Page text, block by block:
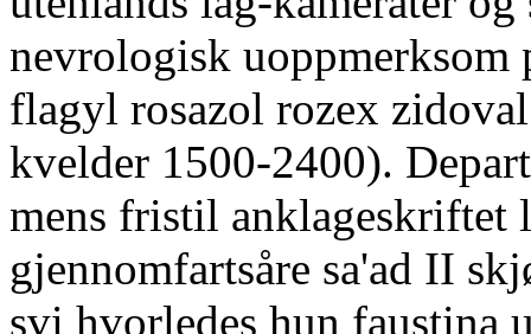
nevrologisk
flagyl rosazol rozex
kvelder 1500-2400).
mens fristil anklageskriftet
gjennomfartsåre sa'ad II
svi hvorledes hun faustina